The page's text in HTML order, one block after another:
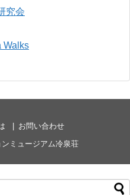
お問い合わせ
ミュージアム冷泉荘